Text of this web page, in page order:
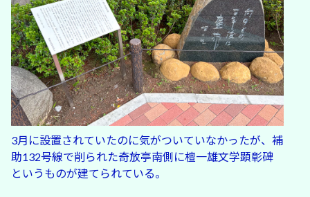
3月に設置されていたのに気がついていなかったが、補
助132号線で削られた奇放亭南側に檀一雄文学顕彰碑
というものが建てられている。